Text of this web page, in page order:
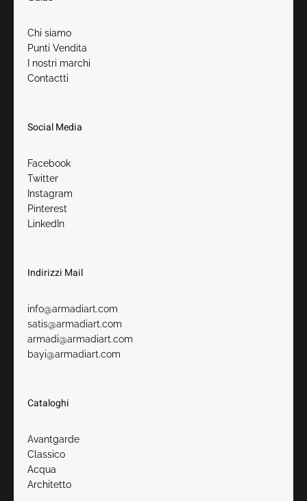
Chi siamo
Punti Vendita
I nostri marchi
Contactti
Social Media
Facebook
Twitter
Instagram
Pinterest
LinkedIn
Indirizzi Mail
info@armadiart.com
satis@armadiart.com
armadi@armadiart.com
bayi@armadiart.com
Cataloghi
Avantgarde
Classico
Acqua
Architetto